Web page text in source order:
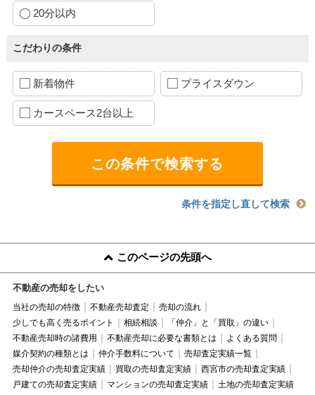
20分以内
こだわりの条件
新着物件 プライスダウン
カースペース2台以上
条件を指定し直して検索
このページの先頭へ
不動産の売却をしたい
当社の売却の特徴 不動産売却査定
売却の流れ
少しでも高く売るポイント
相続相談
「仲介」と「買取」の違い
不動産売却時の諸費用
不動産売却に必要な書類とは
よくある質問
媒介契約の種類とは
仲介手数料について
売却査定実績一覧
売却仲介の売却査定実績
買取の売却査定実績
西宮市の売却査定実績
戸建ての売却査定実績
マンションの売却査定実績 土地の売却査定実績